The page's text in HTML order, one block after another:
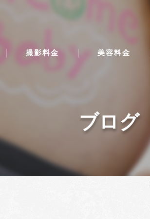
撮影料金 美容料金
ブログ